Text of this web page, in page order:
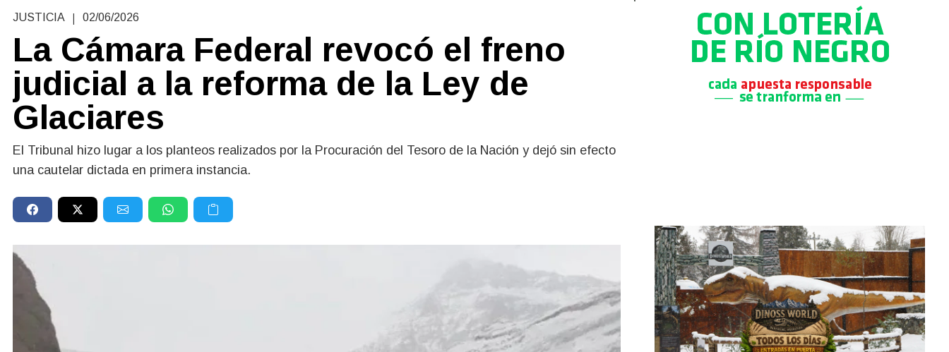
JUSTICIA | 02/06/2026
La Cámara Federal revocó el freno
judicial a la reforma de la Ley de
Glaciares
El Tribunal hizo lugar a los planteos realizados por la Procuración del Tesoro de la Nación y dejó sin efecto
una cautelar dictada en primera instancia.